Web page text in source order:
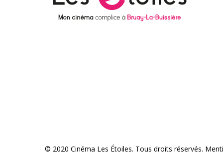
© 2020 Cinéma Les Étoiles. Tous droits réservés.